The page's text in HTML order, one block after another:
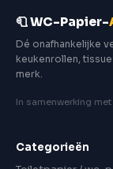
🧻 WC-Papier-
Dé onafhankelijke
keukenrollen,
merk.
In samenwerking met
Categorieën